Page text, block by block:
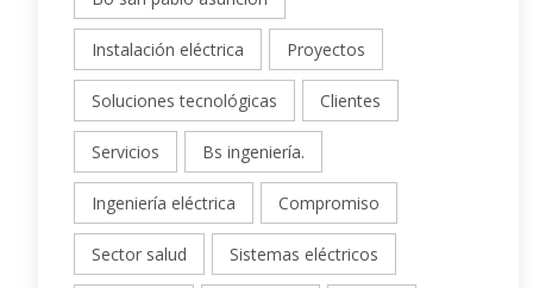
Instalación eléctrica Proyectos
Soluciones tecnológicas Clientes
Servicios Bs ingeniería.
Ingeniería eléctrica Compromiso
Sector salud Sistemas eléctricos